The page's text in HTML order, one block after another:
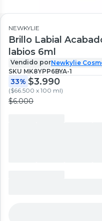
NEWKYLIE
Brillo Labial
labios 6ml
Vendido porNewkylie
SKU MK8YPP6BYA-1
33% $3.990
($66.500 x 100 ml)
$6.000